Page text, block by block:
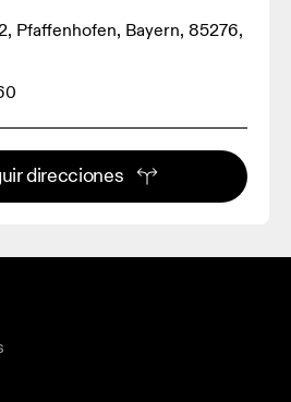
Pfaffenhofen, Bayern, 85276,
direcciones